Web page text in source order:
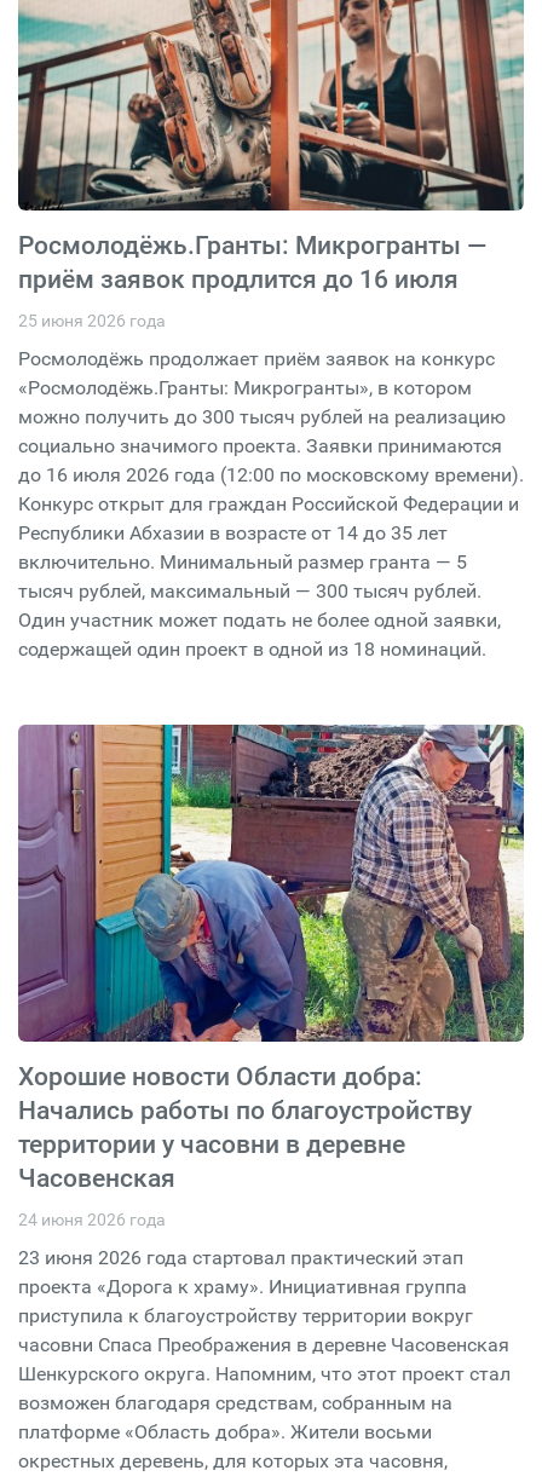
Росмолодёжь.Гранты: Микрогранты —
приём заявок продлится до 16 июля
25 июня 2026 года
Росмолодёжь продолжает приём заявок на конкурс
«Росмолодёжь.Гранты: Микрогранты», в котором
можно получить до 300 тысяч рублей на реализацию
социально значимого проекта. Заявки принимаются
до 16 июля 2026 года (12:00 по московскому времени).
Конкурс открыт для граждан Российской Федерации и
Республики Абхазии в возрасте от 14 до 35 лет
включительно. Минимальный размер гранта — 5
тысяч рублей, максимальный — 300 тысяч рублей.
Один участник может подать не более одной заявки,
содержащей один проект в одной из 18 номинаций.
Хорошие новости Области добра:
Начались работы по благоустройству
территории у часовни в деревне
Часовенская
24 июня 2026 года
23 июня 2026 года стартовал практический этап
проекта «Дорога к храму». Инициативная группа
приступила к благоустройству территории вокруг
часовни Спаса Преображения в деревне Часовенская
Шенкурского округа. Напомним, что этот проект стал
возможен благодаря средствам, собранным на
платформе «Область добра». Жители восьми
окрестных деревень, для которых эта часовня,